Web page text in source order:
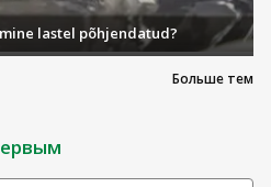
Больше тем
lastel põhjendatud?